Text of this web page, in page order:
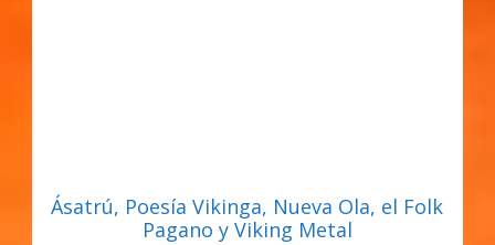
Ásatrú, Poesía Vikinga, Nueva Ola, el Folk
Pagano y Viking Metal